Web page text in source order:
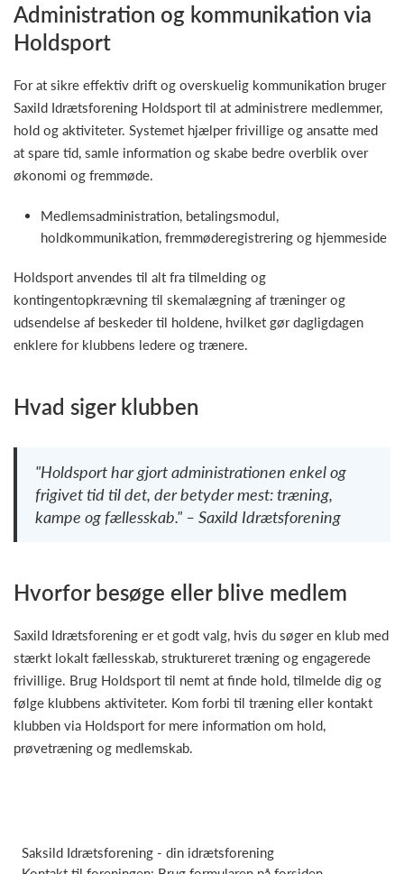
Administration og kommunikation via
Holdsport
For at sikre effektiv drift og overskuelig kommunikation bruger
Saxild Idrætsforening Holdsport til at administrere medlemmer,
hold og aktiviteter. Systemet hjælper frivillige og ansatte med
at spare tid, samle information og skabe bedre overblik over
økonomi og fremmøde.
Medlemsadministration, betalingsmodul,
holdkommunikation, fremmøderegistrering og hjemmeside
Holdsport anvendes til alt fra tilmelding og
kontingentopkrævning til skemalægning af træninger og
udsendelse af beskeder til holdene, hvilket gør dagligdagen
enklere for klubbens ledere og trænere.
Hvad siger klubben
"Holdsport har gjort administrationen enkel og
frigivet tid til det, der betyder mest: træning,
kampe og fællesskab." – Saxild Idrætsforening
Hvorfor besøge eller blive medlem
Saxild Idrætsforening er et godt valg, hvis du søger en klub med
stærkt lokalt fællesskab, struktureret træning og engagerede
frivillige. Brug Holdsport til nemt at finde hold, tilmelde dig og
følge klubbens aktiviteter. Kom forbi til træning eller kontakt
klubben via Holdsport for mere information om hold,
prøvetræning og medlemskab.
Saksild Idrætsforening - din idrætsforening